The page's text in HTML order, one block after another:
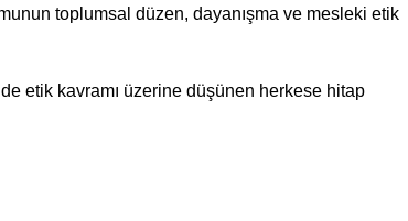
toplumsal düzen, dayanışma ve mesleki etik
etik kavramı üzerine düşünen herkese hitap